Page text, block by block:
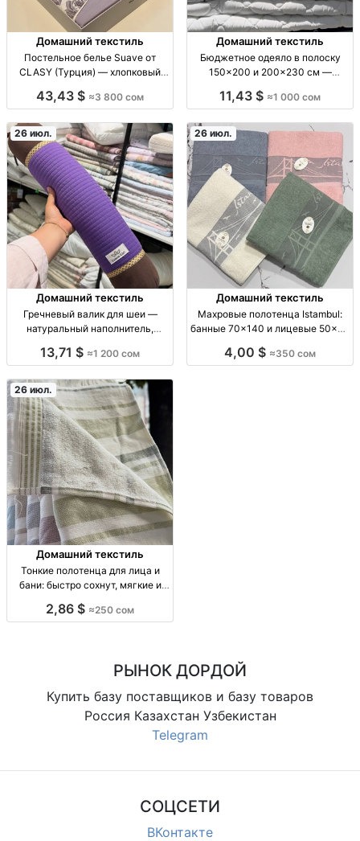
Домашний текстиль
Постельное белье Suave от
CLASY (Турция) — хлопковый
оттенков Пост.белье CLASY
хлопка ранфорс, евро двусп.
комплект: пододеяльник с пол
43,43 $ ≈3 800 сом
Домашний текстиль
Бюджетное одеяло в полоску
150×200 и 200×230 см —
полоска, размер
домашний текстиль, комфортный
сон, бюджетная цена
11,43 $ ≈1 000 сом
26 июл.
Домашний текстиль
Гречневый валик для шеи —
натуральный наполнитель,
валик под шею/ортоподдержка;
натуральный; адаптируется под
изгиб; не к
13,71 $ ≈1 200 сом
26 июл.
Домашний текстиль
Махровые полотенца Istambul:
банные 70×140 и лицевые 50×90
махр., хлопок, 2 разм.: банн.
4,00 $ ≈350 сом
26 июл.
Домашний текстиль
Тонкие полотенца для лица и
бани: быстро сохнут, мягкие и
тонч. полотенца: лицевое/
2,86 $ ≈250 сом
РЫНОК ДОРДОЙ
Купить базу поставщиков и базу товаров
Россия Казахстан Узбекистан
Telegram
СОЦСЕТИ
ВКонтакте